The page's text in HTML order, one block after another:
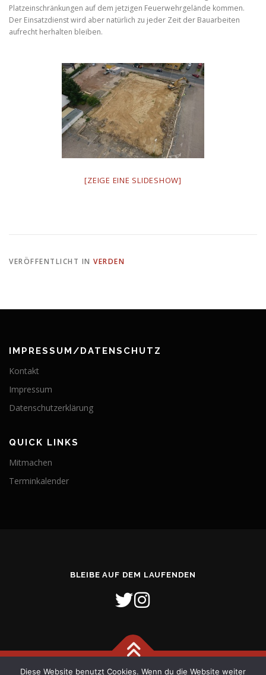
Platzeinschränkungen auf dem jetzigen Feuerwehrgelände kommen.
Der Einsatzdienst wird aber natürlich zu jeder Zeit der Bauarbeiten
aufrecht herhalten bleiben.
[ZEIGE EINE SLIDESHOW]
VERÖFFENTLICHT IN VERDEN
IMPRESSUM/DATENSCHUTZ
Kontakt
Impressum
Datenschutzerklärung
QUICK LINKS
Mitmachen
Terminkalender
BLEIBE AUF DEM LAUFENDEN
Diese Website benutzt Cookies. Wenn du die Website weiter